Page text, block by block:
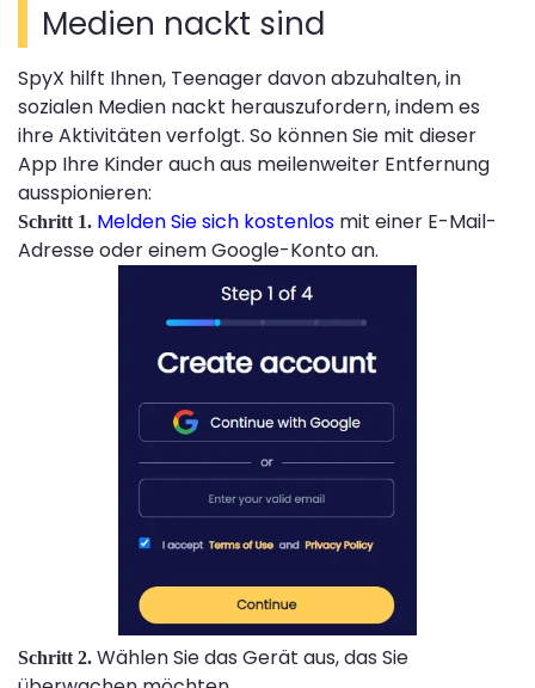
Medien nackt sind
SpyX hilft Ihnen, Teenager davon abzuhalten, in
sozialen Medien nackt herauszufordern, indem es
ihre Aktivitäten verfolgt. So können Sie mit dieser
App Ihre Kinder auch aus meilenweiter Entfernung
ausspionieren:
Schritt 1. Melden Sie sich kostenlos mit einer E-Mail-
Adresse oder einem Google-Konto an.
Schritt 2. Wählen Sie das Gerät aus, das Sie